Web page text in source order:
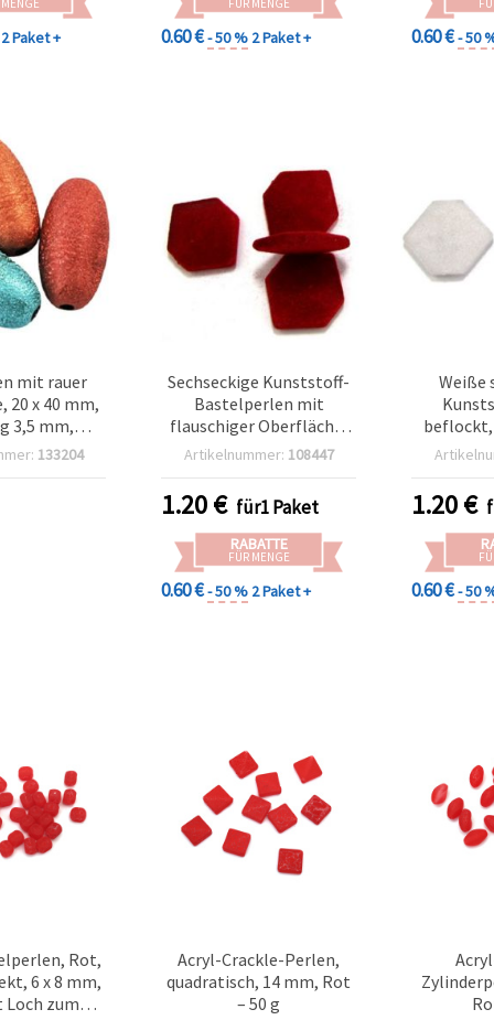
2 Paket + 0.60 €- 50 % 2 Paket + 0.60 €- 50
mit rauer
20 x 40 mm,
3,5 mm,
54 g (ca. 6
133204
Sechseckige Kunststoff-
Bastelperlen mit
flauschiger Oberfläche,
19 mm, Rot – 50 g
Artikelnummer: 108447
1.20€ für1 Paket
RABATTE
FÜR MENGE
0.60 €- 50 % 2 Paket +
Weiße
beflockt,
1.20€
0.60 €- 50
Rot,
6 x 8 mm,
Loch zum
Acryl-Crackle-Perlen,
quadratisch, 14 mm, Rot
– 50 g